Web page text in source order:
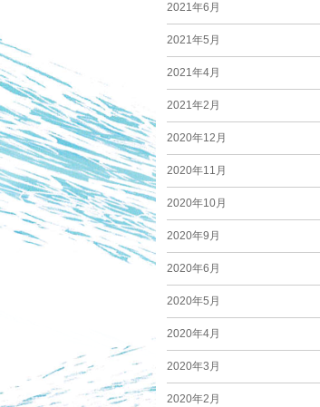
2021年6月
2021年5月
2021年4月
2021年2月
2020年12月
2020年11月
2020年10月
2020年9月
2020年6月
2020年5月
2020年4月
2020年3月
2020年2月